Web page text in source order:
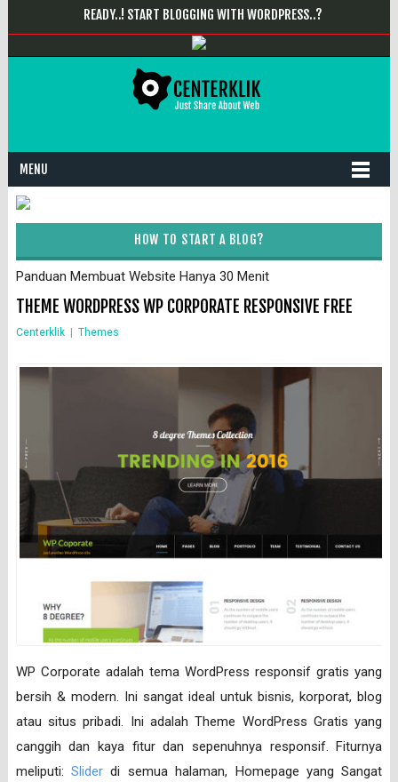
READY..! START BLOGGING WITH WORDPRESS..?
MENU
HOW TO START A BLOG?
Panduan Membuat Website Hanya 30 Menit
THEME WORDPRESS WP CORPORATE RESPONSIVE FREE
Centerklik Themes
WP Corporate adalah tema WordPress responsif gratis yang
bersih & modern. Ini sangat ideal untuk bisnis, korporat, blog
atau situs pribadi. Ini adalah Theme WordPress Gratis yang
canggih dan kaya fitur dan sepenuhnya responsif. Fiturnya
meliputi: Sliderdi semua halaman, Homepage yang Sangat